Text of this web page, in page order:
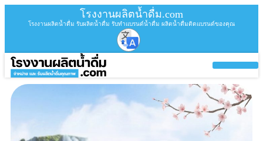
โรงงานผลิตน้ำดื่ม.com
โรงงานผลิตน้ำดื่ม รับผลิตน้ำดื่ม รับทำแบรนด์น้ำดื่ม ผลิตน้ำดื่มติดแบรนด์ของคุณ